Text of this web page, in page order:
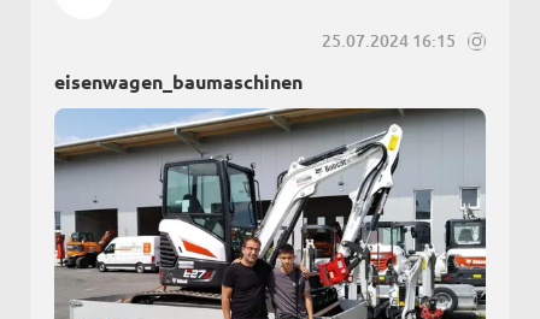
25.07.2024 16:15
eisenwagen_baumaschinen